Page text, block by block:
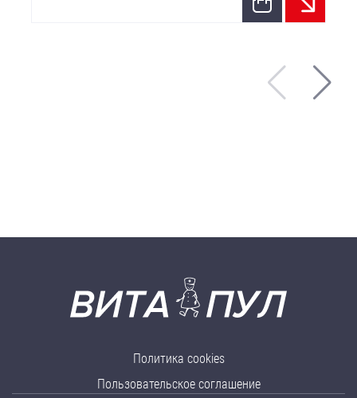
Политика cookies
Пользовательское соглашение